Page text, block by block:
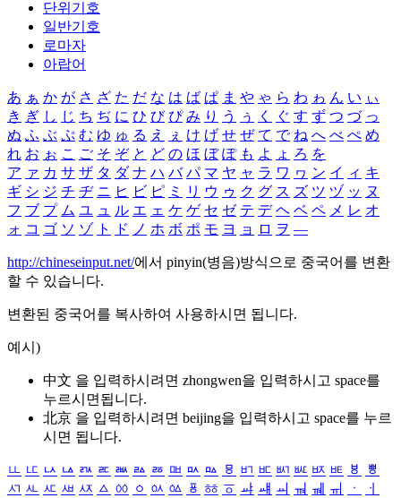
단위기호
일반기호
로마자
아랍어
あ ぁ か が さ ざ た だ な は ば ぱ ま や ゃ ら わ ゎ ん い ぃ
き ぎ し じ ち ぢ に ひ び ぴ み り う ぅ く ぐ す ず つ づ っ
ぬ ふ ぶ ぷ む ゆ ゅ る え ぇ け げ せ ぜ て で ね へ べ ぺ め
れ お ぉ こ ご そ ぞ と ど の ほ ぼ ぽ も よ ょ ろ を
ア ァ カ サ ザ タ ダ ナ ハ バ パ マ ヤ ャ ラ ワ ヮ ン イ ィ キ
ギ シ ジ チ ヂ ニ ヒ ビ ピ ミ リ ウ ゥ ク グ ス ズ ツ ヅ ッ ヌ
フ ブ プ ム ユ ュ ル エ ェ ケ ゲ セ ゼ テ デ ヘ ベ ペ メ レ オ
ォ コ ゴ ソ ゾ ト ド ノ ホ ボ ポ モ ヨ ョ ロ ヲ ―
http://chineseinput.net/에서 pinyin(병음)방식으로 중국어를 변환
할 수 있습니다.
변환된 중국어를 복사하여 사용하시면 됩니다.
예시)
中文 을 입력하시려면 zhongwen을 입력하시고 space를
누르시면됩니다.
北京 을 입력하시려면 beijing을 입력하시고 space를 누르
시면 됩니다.
ㅥ ㅦ ㅧ ㅨ ㅩ ㅪ ㅫ ㅬ ㅭ ㅮ ㅯ ㅰ ㅱ ㅲ ㅳ ㅴ ㅵ ㅶ ㅷ ㅸ
ㅹ
ㅺ ㅻ ㅼ ㅽ ㅾ ㅿ ㆀ ㆁ ㆂ ㆃ ㆄ ㆅ ㆆ ㆇ ㆈ ㆉ ㆊ ㆋ ㆌ ㆍ
ㆎ